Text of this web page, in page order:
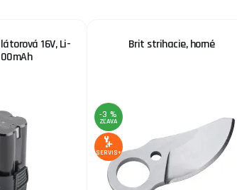
16V, Li-
Brit strihacie, horné
-3 %
ZĽAVA
SERVIS+